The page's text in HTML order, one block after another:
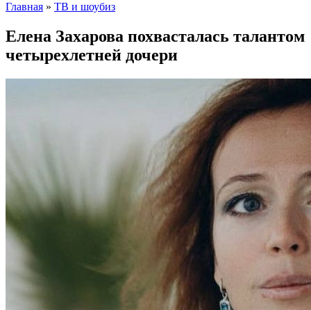
Главная » ТВ и шоубиз
Елена Захарова похвасталась талантом
четырехлетней дочери